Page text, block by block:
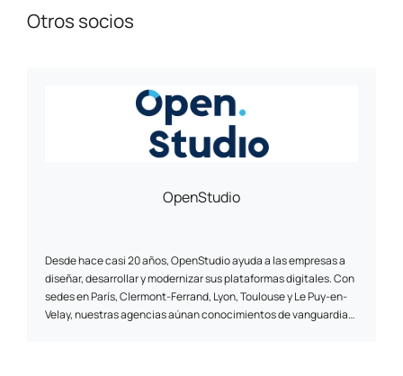
Otros socios
OpenStudio
Desde hace casi 20 años, OpenStudio ayuda a las empresas a
diseñar, desarrollar y modernizar sus plataformas digitales. Con
sedes en París, Clermont-Ferrand, Lyon, Toulouse y Le Puy-en-
Velay, nuestras agencias aúnan conocimientos de vanguardia